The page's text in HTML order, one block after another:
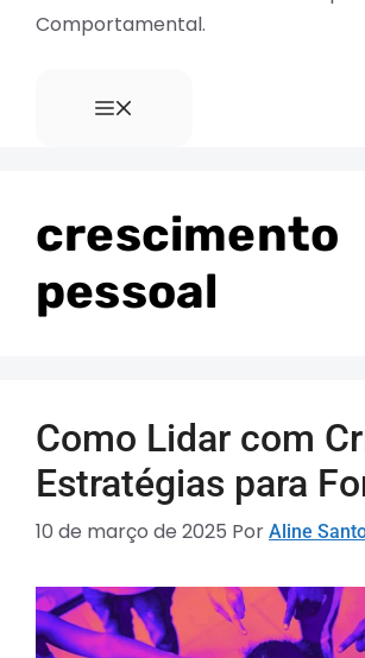
Comportamental.
crescimento
pessoal
Como Lidar com
Estratégias para
10 de março de 2025 Por Aline